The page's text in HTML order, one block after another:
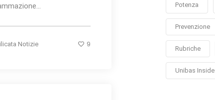
Notizie 9
Potenza
Prevenzione
Rubriche
Unibas Inside